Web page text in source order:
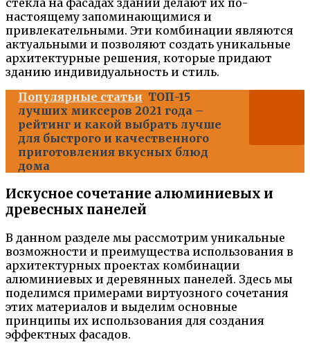
стекла на фасадах зданий делают их по-
настоящему запоминающимися и
привлекательными. Эти комбинации являются
актуальными и позволяют создать уникальные
архитектурные решения, которые придают
зданию индивидуальность и стиль.
Популярные статьи ТОП-15
лучших миксеров 2021 года –
рейтинг и какой выбрать лучше
для быстрого и качественного
приготовления вкусных блюд
дома
Искусное сочетание алюминиевых и
древесных панелей
В данном разделе мы рассмотрим уникальные
возможности и преимущества использования в
архитектурных проектах комбинации
алюминиевых и деревянных панелей. Здесь мы
поделимся примерами виртуозного сочетания
этих материалов и выделим основные
принципы их использования для создания
эффектных фасадов.